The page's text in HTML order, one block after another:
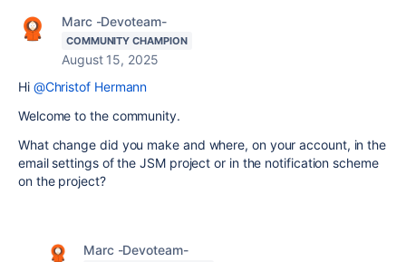
Marc -Devoteam-
COMMUNITY CHAMPION
August 15, 2025
Hi @Christof Hermann
Welcome to the community.
What change did you make and where, on your account, in the
email settings of the JSM project or in the notification scheme
on the project?
Marc -Devoteam-